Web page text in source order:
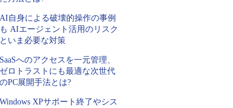
AI自身による破壊的操作の事例
も AIエージェント活用のリスク
といま必要な対策
SaaSへのアクセスを一元管理、
ゼロトラストにも最適な次世代
のPC展開手法とは?
Windows XPサポート終了やシス